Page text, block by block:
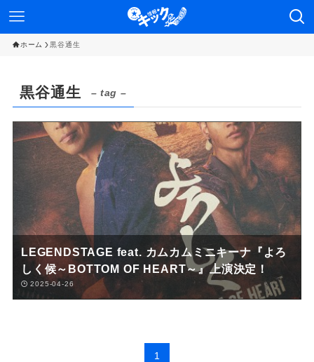
ホーム 黒谷通生
黒谷通生 – tag –
LEGENDSTAGE feat. カムカムミニキーナ『よろ
しく候～BOTTOM OF HEART～』上演決定！
2025-04-26
1